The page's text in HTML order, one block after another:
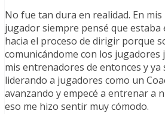
No fue tan dura en realidad. En
jugador siempre pensé que
hacia el proceso de dirigir porque
comunicándome con los jugadores
mis entrenadores de entonces y ya
liderando a jugadores como un
avanzando y empecé a entrenar a
eso me hizo sentir muy cómodo.